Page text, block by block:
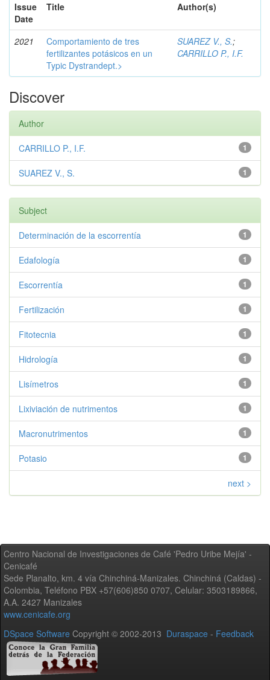
Issue
Date
Title Author(s)
2021
Comportamiento de tres
fertilizantes potásicos en un
Typic Dystrandept.>
SUAREZ V., S.;
CARRILLO P., I.F.
Discover
Author
1
CARRILLO P., I.F.
1
SUAREZ V., S.
Subject
1
Determinación de la escorrentía
1
Edafología
1
Escorrentía
1
Fertilización
1
Fitotecnia
1
Hidrología
1
Lisímetros
1
Lixiviación de nutrimentos
1
Macronutrimentos
1
Potasio
next >
Centro Nacional de Investigaciones de Café 'Pedro Uribe Mejía' -
Cenicafé
Sede Planalto, km. 4 vía Chinchiná-Manizales. Chinchiná (Caldas) -
Colombia, Teléfono PBX +57(606)850 0707, Celular: 3503189866,
A.A. 2427 Manizales
www.cenicafe.org
DSpace Software Copyright © 2002-2013 Duraspace - Feedback